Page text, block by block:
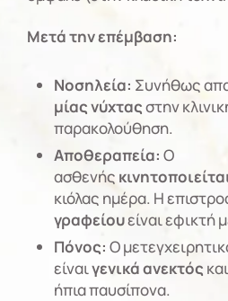
Μετά την επέμβαση:
Νοσηλεία: Συνήθως
μίας νύχταςστην
παρακολούθηση.
Αποθεραπεία: Ο
ασθενής
κιόλας ημέρα. Η
γραφείουείναι εφικτή
Πόνος: Ο
είναιγενικά ανεκτός
ήπια παυσίπονα.